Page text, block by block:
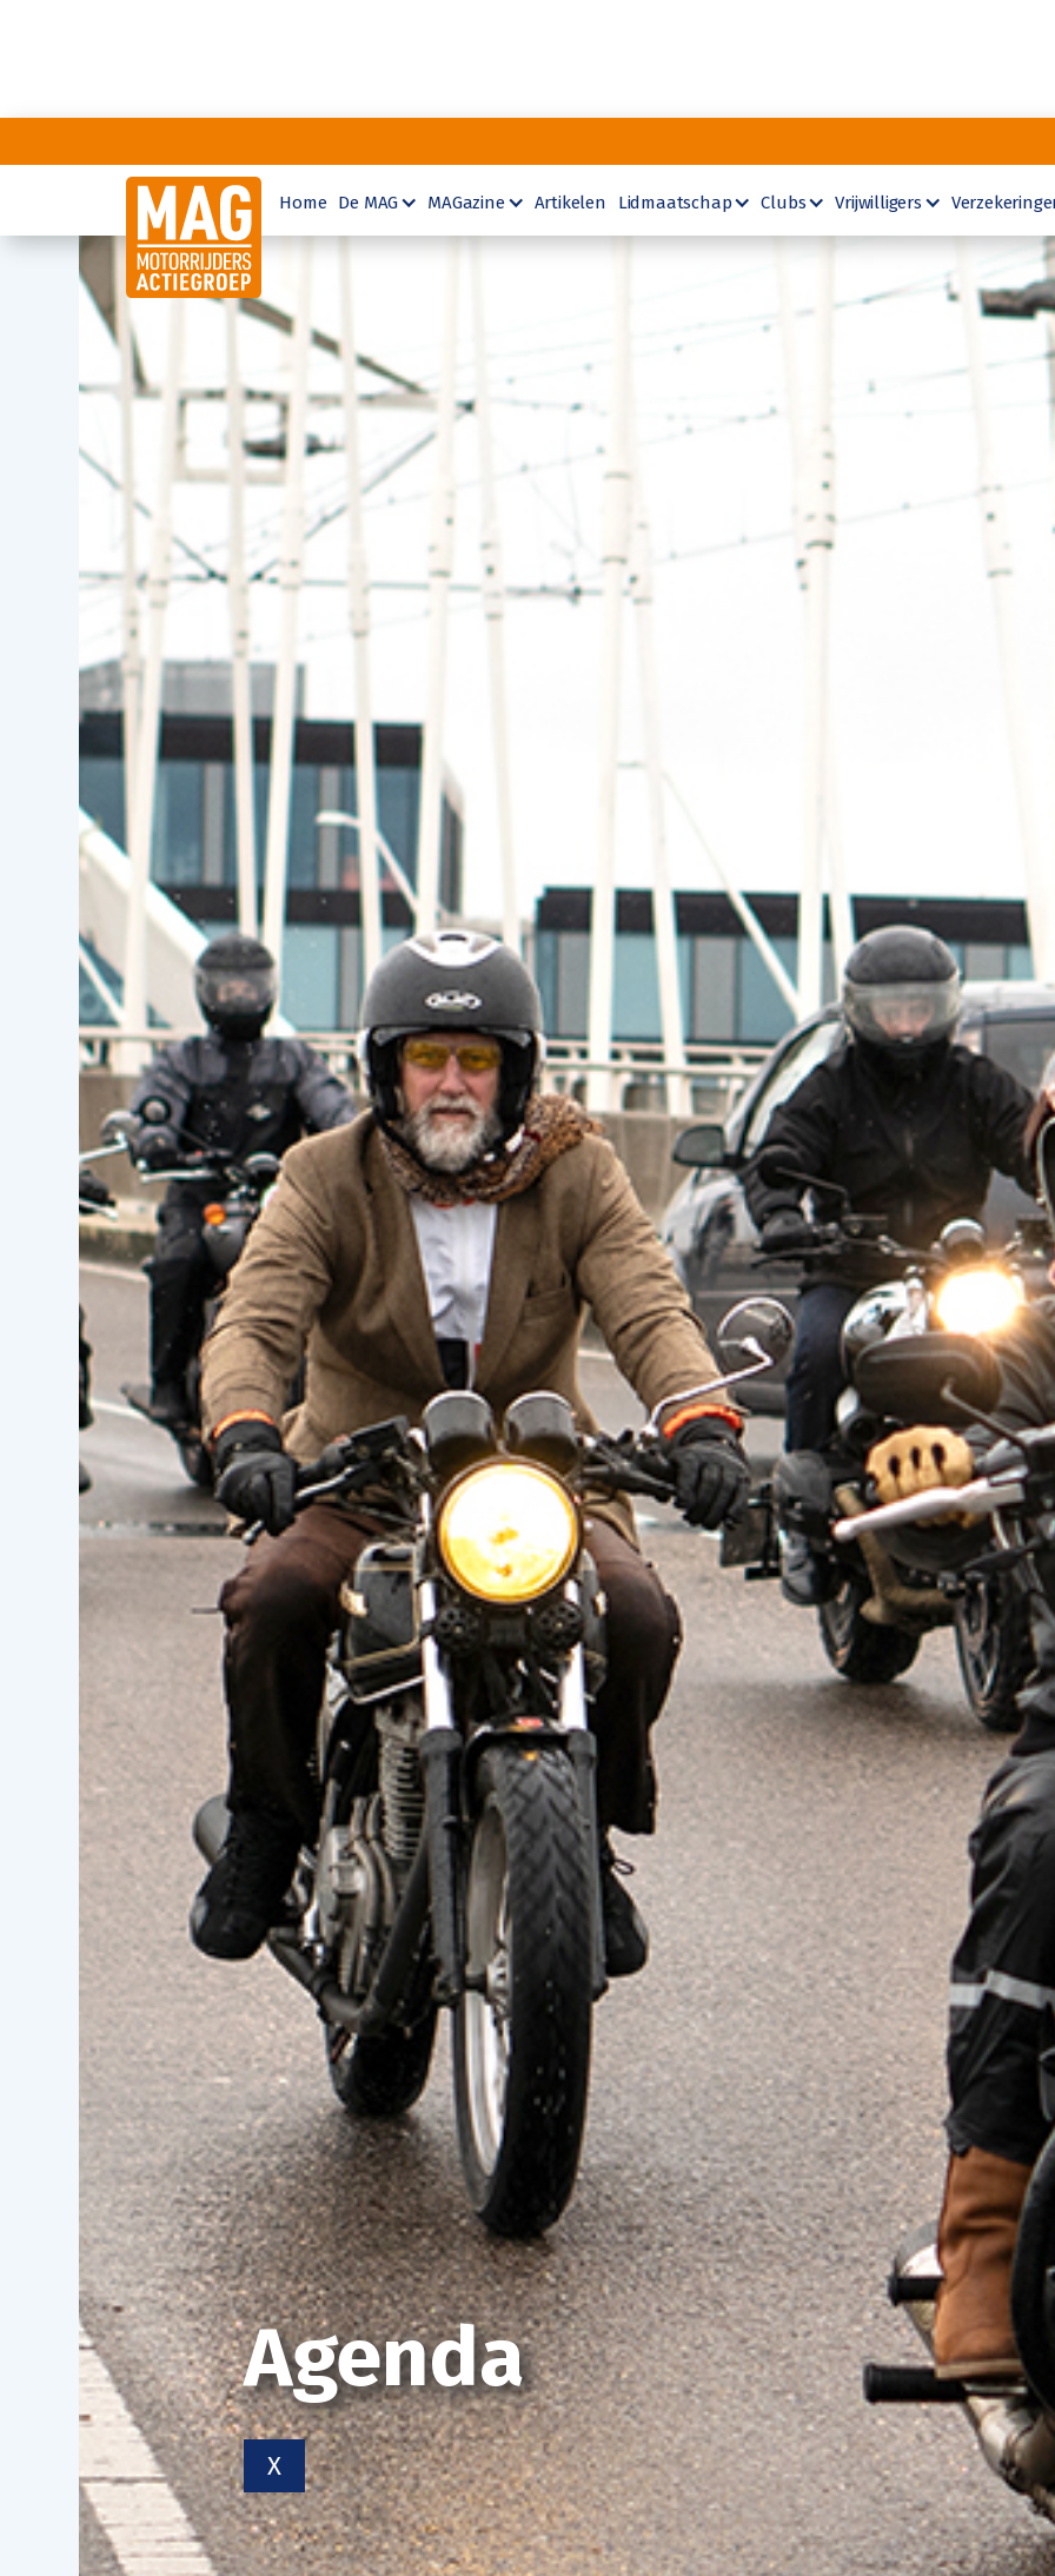
Home De MAG MAGazine Artikelen Lidmaatschap Clubs Vrijwilligers
Agenda
X